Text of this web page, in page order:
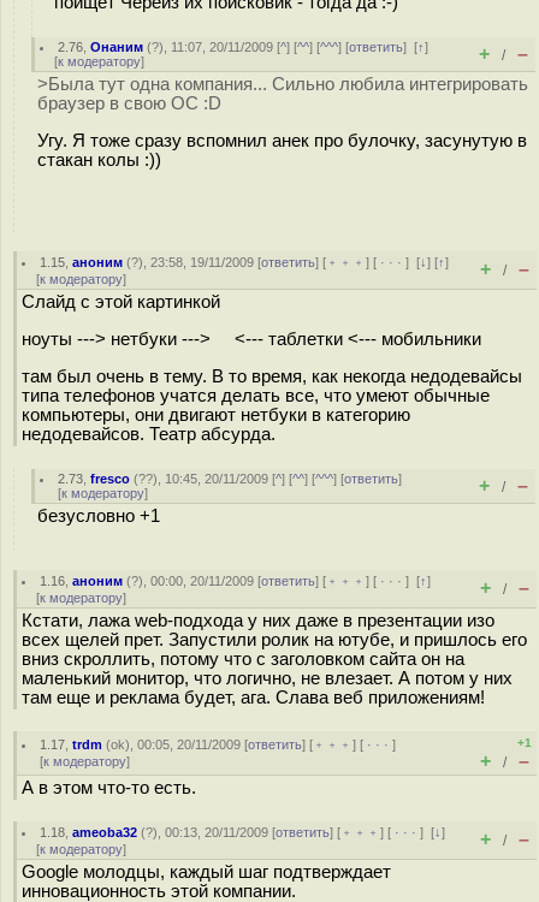
2.76 ,Онаним (?), 11:07, 20/11/2009 [^] [^^] [^^^] [ответить][↑]
[к модератору] + / –
>Была тут одна компания... Сильно любила интегрировать
браузер в свою ОС :D
Угу. Я тоже сразу вспомнил анек про булочку, засунутую в
стакан колы :))
1.15 ,аноним (?), 23:58, 19/11/2009 [ответить] [ ﹢﹢﹢] [ · · ·][↓] [↑]
[к модератору] + / –
Слайд с этой картинкой
ноуты ---> нетбуки ---> <--- таблетки <--- мобильники
там был очень в тему. В то время, как некогда недодевайсы
типа телефонов учатся делать все, что умеют обычные
компьютеры, они двигают нетбуки в категорию
недодевайсов. Театр абсурда.
2.73 ,fresco (??), 10:45, 20/11/2009 [^] [^^] [^^^] [ответить]
[к модератору] + / –
безусловно +1
1.16 ,аноним (?), 00:00, 20/11/2009 [ответить] [ ﹢﹢﹢] [ · · ·][↑]
[к модератору] + / –
Кстати, лажа web-подхода у них даже в презентации изо
всех щелей прет. Запустили ролик на ютубе, и пришлось его
вниз скроллить, потому что с заголовком сайта он на
маленький монитор, что логично, не влезает. А потом у них
там еще и реклама будет, ага. Слава веб приложениям!
1.17 ,trdm (ok), 00:05, 20/11/2009 [ответить] [ ﹢﹢﹢] [ · · ·]
[к модератору]
+1
+ / –
А в этом что-то есть.
1.18 ,ameoba32 (?), 00:13, 20/11/2009 [ответить] [ ﹢﹢﹢] [ · · ·][↓]
[к модератору] + / –
Google молодцы, каждый шаг подтверждает
инновационность этой компании.